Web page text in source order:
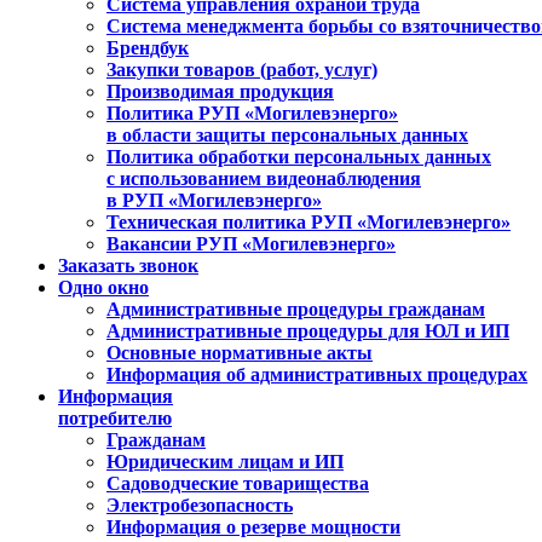
Система управления охраной труда
Система менеджмента борьбы со
Брендбук
Закупки товаров (работ, услуг)
Производимая продукция
Политика РУП «Могилевэнерго»
в области защиты персональных данных
Политика обработки персональных данных
с использованием видеонаблюдения
в РУП «Могилевэнерго»
Техническая политика РУП «Могилевэнерго»
Вакансии РУП «Могилевэнерго»
Заказать звонок
Одно окно
Административные процедуры гражданам
Административные процедуры для ЮЛ и ИП
Основные нормативные акты
Информация об административных процедурах
Информация
потребителю
Гражданам
Юридическим лицам и ИП
Садоводческие товарищества
Электробезопасность
Информация о резерве мощности